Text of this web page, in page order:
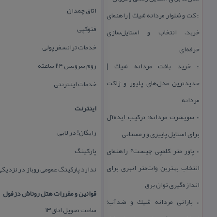
::كت و شلوار مردانه شیك | راهنمای
خرید، انتخاب و استایل‌سازی
حرفه‌ای
::خرید بافت مردانه شیك |
جدیدترین مدل‌های پلیور و ژاكت
مردانه
:: سویشرت مردانه؛ تركیب ایده‌آل
برای استایل پاییزی و زمستانی
:: پاور متر كلمپی چیست؟ راهنمای
انتخاب بهترین وات‌متر انبری برای
اندازه‌گیری توان برق
:: بارانی مردانه شیك و ضدآب؛
اتاق چمدان
فتوكپی
خدمات ترانسفر پولی
روم سرویس ۲۴ ساعته
خدمات اینترنتی
اینترنت
رایگان! در لابی
پاركینگ
ندارد پاركینگ عمومی روباز در
قوانین و مقررات هتل روناش دزفول
ساعت تحویل اتاق۱۳